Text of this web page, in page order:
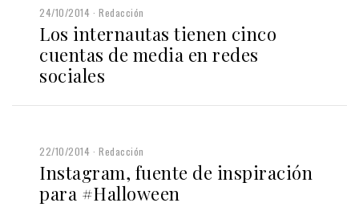
24/10/2014 Redacción
Los internautas tienen cinco
cuentas de media en redes
sociales
22/10/2014 Redacción
Instagram, fuente de inspiración
para #Halloween